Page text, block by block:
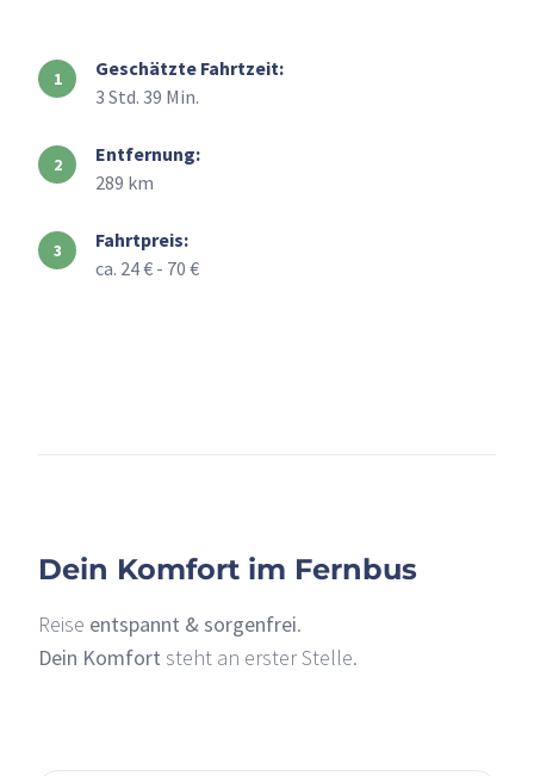
Geschätzte Fahrtzeit:
3 Std. 39 Min.
Entfernung:
289 km
Fahrtpreis:
ca. 24 € - 70 €
Dein Komfort im Fernbus
Reise entspannt & sorgenfrei.
Dein Komfort steht an erster Stelle.